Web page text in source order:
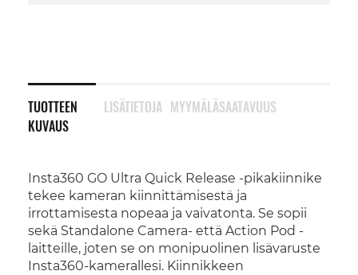
TUOTTEEN
KUVAUS
Insta360 GO Ultra Quick Release -pikakiinnike
tekee kameran kiinnittämisestä ja
irrottamisesta nopeaa ja vaivatonta. Se sopii
sekä Standalone Camera- että Action Pod -
laitteille, joten se on monipuolinen lisävaruste
Insta360-kamerallesi. Kiinnikkeen
LISÄTIETOJA MYYMÄLÄSAATAVUUS